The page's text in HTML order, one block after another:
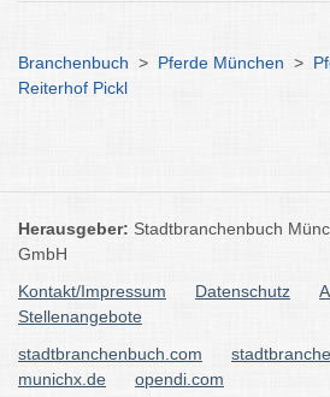
Branchenbuch > Pferde München >
Reiterhof Pickl
Herausgeber: Stadtbranchenbuch
GmbH
Kontakt/Impressum
Datenschutz
Stellenangebote
stadtbranchenbuch.com
munichx.de
opendi.com